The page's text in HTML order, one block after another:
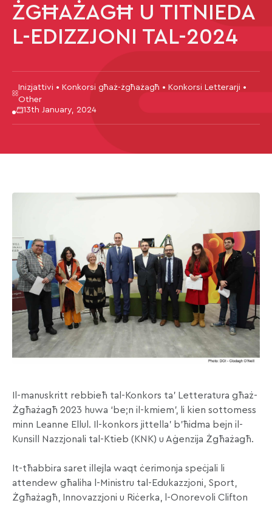
ŻGĦAŻAGĦ U TITNIEDA
L-EDIZZJONI TAL-2024
Inizjattivi • Konkorsi għaż-żgħażagħ • Konkorsi Letterarji •
Other
13th January, 2024
Il-manuskritt rebbieħ tal-Konkors ta’ Letteratura għaż-
Żgħażagħ 2023 huwa ‘be;n il-kmiem’, li kien sottomess
minn Leanne Ellul. Il-konkors jittella’ b’ħidma bejn il-
Kunsill Nazzjonali tal-Ktieb (KNK) u Aġenzija Żgħażagħ.
It-tħabbira saret illejla waqt ċerimonja speċjali li
attendew għaliha l-Ministru tal-Edukazzjoni, Sport,
Żgħażagħ, Innovazzjoni u Riċerka, l-Onorevoli Clifton